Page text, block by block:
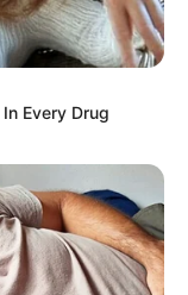
Every Drug